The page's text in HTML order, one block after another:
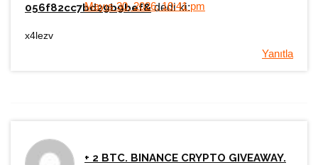
056f82cc7bd29b9bef& dedi ki:
Mayıs 30, 2026, 10:41 pm
x4lezv
Yanıtla
+ 2 BTC. BINANCE CRYPTO GIVEAWAY.